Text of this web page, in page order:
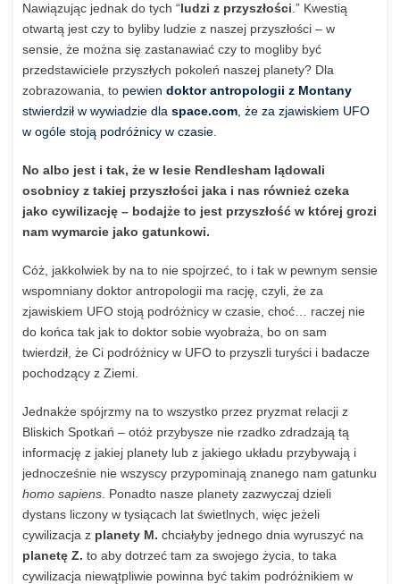
Nawiązując jednak do tych “ludzi z przyszłości .” Kwestią
otwartą jest czy to byliby ludzie z naszej przyszłości – w
sensie, że można się zastanawiać czy to mogliby być
przedstawiciele przyszłych pokoleń naszej planety? Dla
zobrazowania, to pewien doktor antropologii z Montany
stwierdził w wywiadzie dla space.com , że za zjawiskiem UFO
w ogóle stoją podróżnicy w czasie
No albo jest i tak, że w lesie Rendlesham lądowali
osobnicy z takiej przyszłości jaka i nas również czeka
jako cywilizację – bodajże to jest przyszłość w której grozi
nam wymarcie jako gatunkowi.
Cóż, jakkolwiek by na to nie spojrzeć, to i tak w pewnym sensie
wspomniany doktor antropologii ma rację, czyli, że za
zjawiskiem UFO stoją podróżnicy w czasie, choć… raczej nie
do końca tak jak to doktor sobie wyobraża, bo on sam
twierdził, że Ci podróżnicy w UFO to przyszli turyści i badacze
pochodzący z Ziemi.
Jednakże spójrzmy na to wszystko przez pryzmat relacji z
Bliskich Spotkań – otóż przybysze nie rzadko zdradzają tą
informację z jakiej planety lub z jakiego układu przybywają i
jednocześnie nie wszyscy przypominają znanego nam gatunku
homo sapiens . Ponadto nasze planety zazwyczaj dzieli
dystans liczony w tysiącach lat świetlnych, więc jeżeli
cywilizacja z planety M. chciałyby jednego dnia wyruszyć na
planetę Z. to aby dotrzeć tam za swojego życia, to taka
cywilizacja niewątpliwie powinna być takim podróżnikiem w